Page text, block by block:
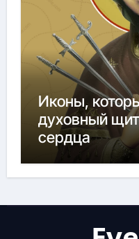
Иконы,
духовный
сердца